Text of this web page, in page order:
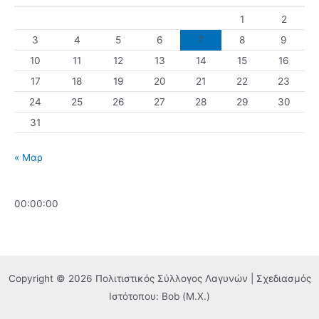
1
2
3
4 5 6 7 8
9
10
11 12 13 14 15
16
17
18 19 20 21 22
23
24
25 26 27 28 29
30
31
« Μαρ
00:00:00
Copyright © 2026 Πολιτιστικός Σύλλογος Λαγυνών | Σχεδιασμός
Ιστότοπου: Bob (Μ.Χ.)